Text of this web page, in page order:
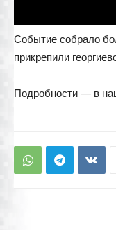
Событие собрало
прикрепили
Подробности — в